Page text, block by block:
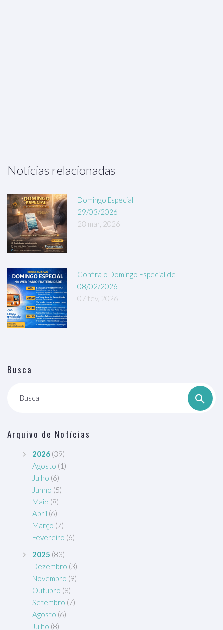
Notícias relacionadas
Domingo Especial
29/03/2026
28 mar, 2026
Confira o Domingo Especial de
08/02/2026
07 fev, 2026
Busca
Busca
Arquivo de Notícias
2026 (39)
Agosto (1)
Julho (6)
Junho (5)
Maio (8)
Abril (6)
Março (7)
Fevereiro (6)
2025 (83)
Dezembro (3)
Novembro (9)
Outubro (8)
Setembro (7)
Agosto (6)
Julho (8)